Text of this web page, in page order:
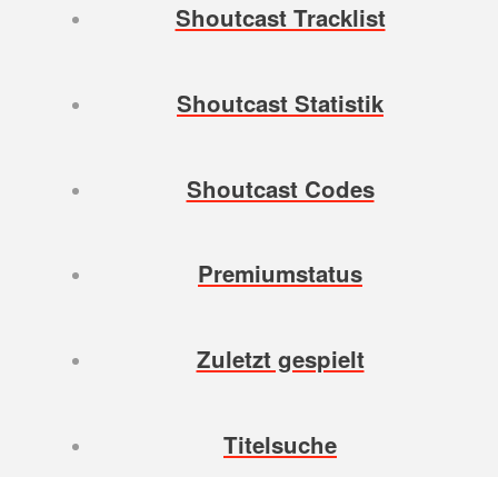
Shoutcast Tracklist
Shoutcast Statistik
Shoutcast Codes
Premiumstatus
Zuletzt gespielt
Titelsuche